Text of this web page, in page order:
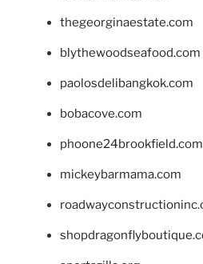
thegeorginaestate.com
blythewoodseafood.com
paolosdelibangkok.com
bobacove.com
phoone24brookfield.com
mickeybarmama.com